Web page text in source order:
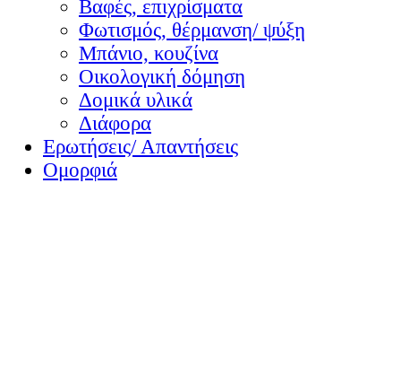
Βαφές, επιχρίσματα
Φωτισμός, θέρμανση/ ψύξη
Μπάνιο, κουζίνα
Οικολογική δόμηση
Δομικά υλικά
Διάφορα
Ερωτήσεις/ Απαντήσεις
Ομορφιά